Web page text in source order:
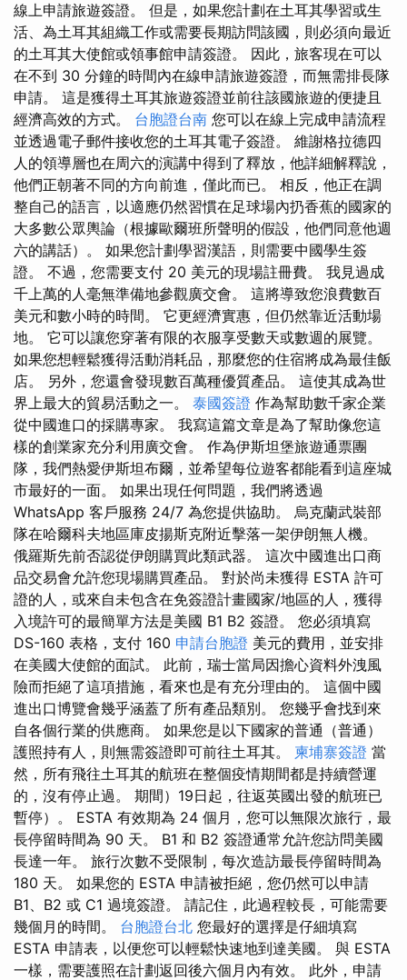
線上申請旅遊簽證。 但是，如果您計劃在土耳其學習或生
活、為土耳其組織工作或需要長期訪問該國，則必須向最近
的土耳其大使館或領事館申請簽證。 因此，旅客現在可以
在不到 30 分鐘的時間內在線申請旅遊簽證，而無需排長隊
申請。 這是獲得土耳其旅遊簽證並前往該國旅遊的便捷且
經濟高效的方式。 台胞證台南 您可以在線上完成申請流程
並透過電子郵件接收您的土耳其電子簽證。 維謝格拉德四
人的領導層也在周六的演講中得到了釋放，他詳細解釋說，
他們正朝著不同的方向前進，僅此而已。 相反，他正在調
整自己的語言，以適應仍然習慣在足球場內扔香蕉的國家的
大多數公眾輿論（根據歐爾班所聲明的假設，他們同意他週
六的講話）。 如果您計劃學習漢語，則需要中國學生簽
證。 不過，您需要支付 20 美元的現場註冊費。 我見過成
千上萬的人毫無準備地參觀廣交會。 這將導致您浪費數百
美元和數小時的時間。 它更經濟實惠，但仍然靠近活動場
地。 它可以讓您穿著有限的衣服享受數天或數週的展覽。
如果您想輕鬆獲得活動消耗品，那麼您的住宿將成為最佳飯
店。 另外，您還會發現數百萬種優質產品。 這使其成為世
界上最大的貿易活動之一。 泰國簽證 作為幫助數千家企業
從中國進口的採購專家。 我寫這篇文章是為了幫助像您這
樣的創業家充分利用廣交會。 作為伊斯坦堡旅遊通票團
隊，我們熱愛伊斯坦布爾，並希望每位遊客都能看到這座城
市最好的一面。 如果出現任何問題，我們將透過
WhatsApp 客戶服務 24/7 為您提供協助。 烏克蘭武裝部
隊在哈爾科夫地區庫皮揚斯克附近擊落一架伊朗無人機。
俄羅斯先前否認從伊朗購買此類武器。 這次中國進出口商
品交易會允許您現場購買產品。 對於尚未獲得 ESTA 許可
證的人，或來自未包含在免簽證計畫國家/地區的人，獲得
入境許可的最簡單方法是美國 B1 B2 簽證。 您必須填寫
DS-160 表格，支付 160 申請台胞證 美元的費用，並安排
在美國大使館的面試。 此前，瑞士當局因擔心資料外洩風
險而拒絕了這項措施，看來也是有充分理由的。 這個中國
進出口博覽會幾乎涵蓋了所有產品類別。 您幾乎會找到來
自各個行業的供應商。 如果您是以下國家的普通（普通）
護照持有人，則無需簽證即可前往土耳其。 柬埔寨簽證 當
然，所有飛往土耳其的航班在整個疫情期間都是持續營運
的，沒有停止過。 期間）19日起，往返英國出發的航班已
暫停）。 ESTA 有效期為 24 個月，您可以無限次旅行，最
長停留時間為 90 天。 B1 和 B2 簽證通常允許您訪問美國
長達一年。 旅行次數不受限制，每次造訪最長停留時間為
180 天。 如果您的 ESTA 申請被拒絕，您仍然可以申請
B1、B2 或 C1 過境簽證。 請記住，此過程較長，可能需要
幾個月的時間。 台胞證台北 您最好的選擇是仔細填寫
ESTA 申請表，以便您可以輕鬆快速地到達美國。 與 ESTA
一樣，需要護照在計劃返回後六個月內有效。 此外，申請